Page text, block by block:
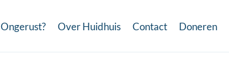
Ongerust? Over Huidhuis Contact Doneren